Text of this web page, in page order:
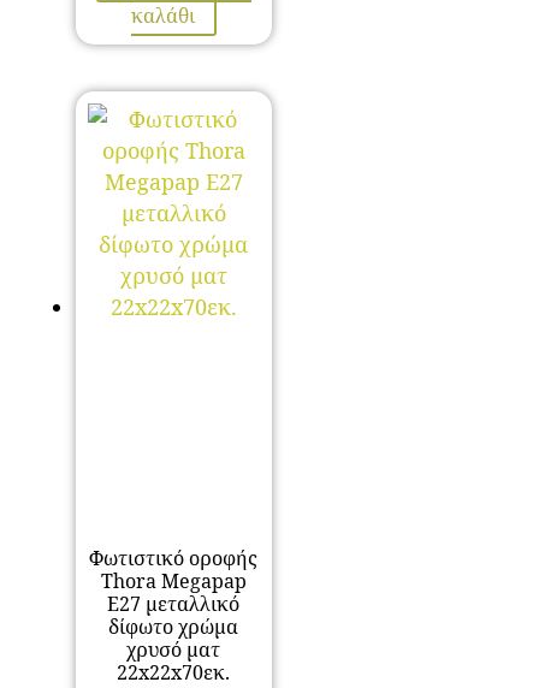
καλάθι
Φωτιστικό οροφής
Thora Megapap
E27 μεταλλικό
δίφωτο χρώμα
χρυσό ματ
22x22x70εκ.